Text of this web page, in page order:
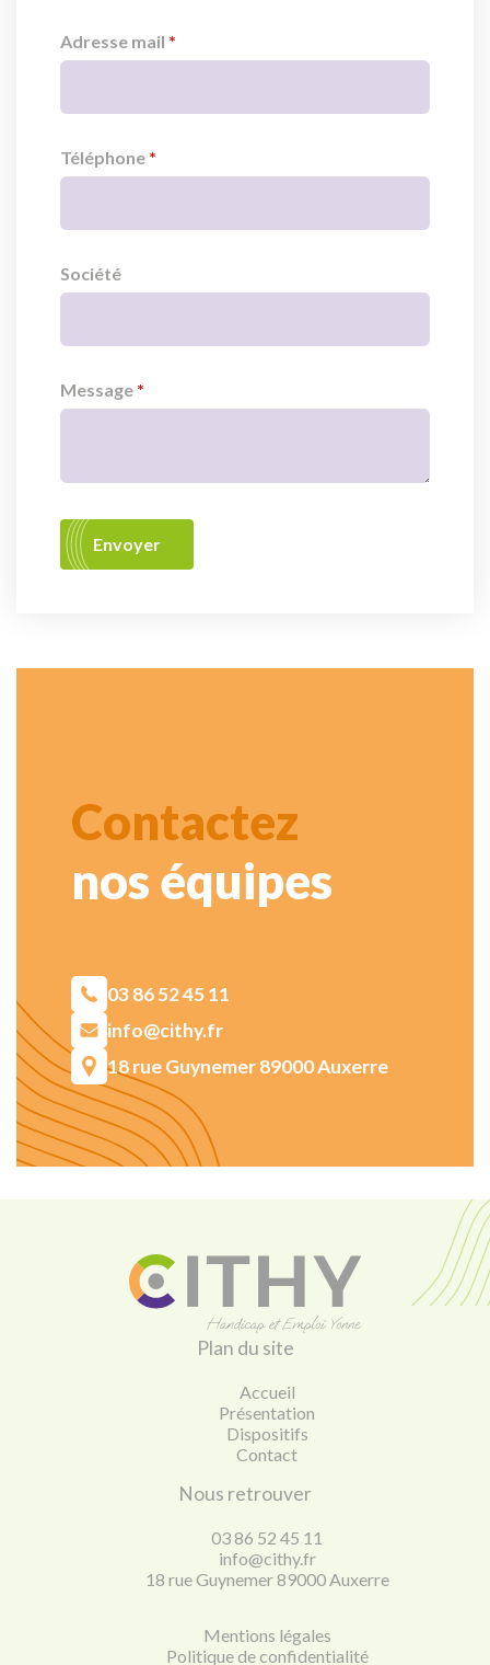
Adresse mail
Téléphone
Société
Message
Envoyer
Contactez
nos équipes
03 86 52 45 11
info@cithy.fr
18 rue Guynemer 89000 Auxerre
Plan du site
Accueil
Présentation
Dispositifs
Contact
Nous retrouver
03 86 52 45 11
info@cithy.fr
18 rue Guynemer 89000 Auxerre
Mentions légales
Politique de confidentialité